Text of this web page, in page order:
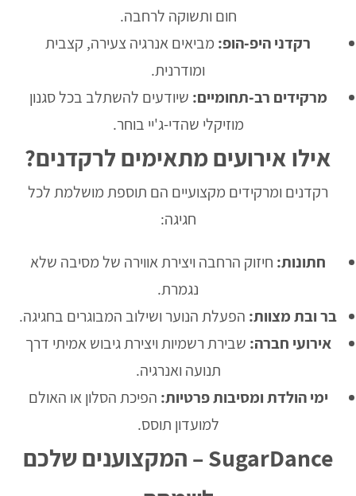
חום ותשוקה לרחבה.
רקדני היפ-הופ: מביאים אנרגיה צעירה, קצבית
ומודרנית.
מרקידים רב-תחומיים: שיודעים להשתלב בכל סגנון
מוזיקלי שהדי-ג'יי בוחר.
אילו אירועים מתאימים לרקדנים?
רקדנים ומרקידים מקצועיים הם תוספת מושלמת לכל
חגיגה:
חתונות: חיזוק הרחבה ויצירת אווירה של מסיבה שלא
נגמרת.
בר ובת מצוות: הפעלת הנוער ושילוב המבוגרים בחגיגה.
אירועי חברה: שבירת רשמיות ויצירת גיבוש אמיתי דרך
תנועה ואנרגיה.
ימי הולדת ומסיבות פרטיות: הפיכת הסלון או האולם
למועדון תוסס.
SugarDance – המקצוענים שלכם